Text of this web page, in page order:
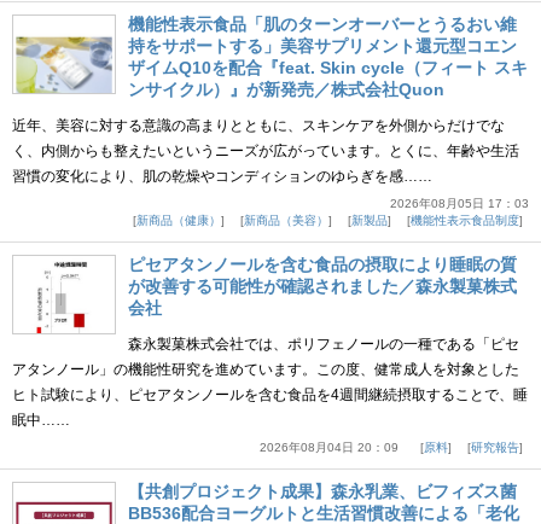
機能性表示食品「肌のターンオーバーとうるおい維
持をサポートする」美容サプリメント還元型コエン
ザイムQ10を配合『feat. Skin cycle（フィート スキ
ンサイクル）』が新発売／株式会社Quon
近年、美容に対する意識の高まりとともに、スキンケアを外側からだけでな
く、内側からも整えたいというニーズが広がっています。とくに、年齢や生活
習慣の変化により、肌の乾燥やコンディションのゆらぎを感……
2026年08月05日 17：03
新商品（健康）
新商品（美容） 新製品 機能性表示食品制度
ピセアタンノールを含む食品の摂取により睡眠の質
が改善する可能性が確認されました／森永製菓株式
会社
森永製菓株式会社では、ポリフェノールの一種である「ピセ
アタンノール」の機能性研究を進めています。この度、健常成人を対象とした
ヒト試験により、ピセアタンノールを含む食品を4週間継続摂取することで、睡
眠中……
2026年08月04日 20：09 原料 研究報告
【共創プロジェクト成果】森永乳業、ビフィズス菌
BB536配合ヨーグルトと生活習慣改善による「老化